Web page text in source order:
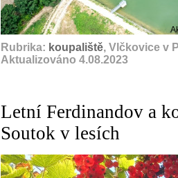
Rubrika: koupaliště, Vlčkovice v
Aktualizováno 4.08.2023
Letní Ferdinandov a
Soutok v lesích